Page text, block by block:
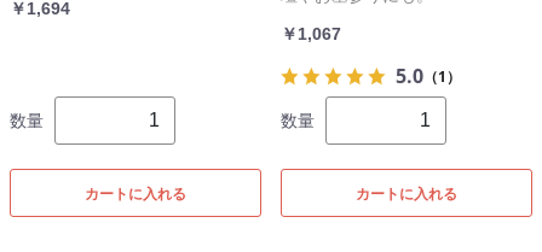
￥1,694
数量
カートに入れる
￥1,067
5.0 （1）
数量
カートに入れる